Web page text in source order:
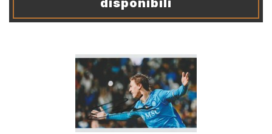
disponibili